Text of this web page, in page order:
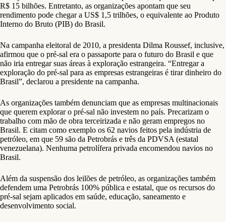
R$ 15 bilhões. Entretanto, as organizações apontam que seu
rendimento pode chegar a US$ 1,5 trilhões, o equivalente ao Produto
Interno do Bruto (PIB) do Brasil.
Na campanha eleitoral de 2010, a presidenta Dilma Roussef, inclusive,
afirmou que o pré-sal era o passaporte para o futuro do Brasil e que
não iria entregar suas áreas à exploração estrangeira. “Entregar a
exploração do pré-sal para as empresas estrangeiras é tirar dinheiro do
Brasil”, declarou a presidente na campanha.
As organizações também denunciam que as empresas multinacionais
que querem explorar o pré-sal não investem no país. Precarizam o
trabalho com mão de obra terceirizada e não geram empregos no
Brasil. E citam como exemplo os 62 navios feitos pela indústria de
petróleo, em que 59 são da Petrobrás e três da PDVSA (estatal
venezuelana). Nenhuma petrolífera privada encomendou navios no
Brasil.
Além da suspensão dos leilões de petróleo, as organizações também
defendem uma Petrobrás 100% pública e estatal, que os recursos do
pré-sal sejam aplicados em saúde, educação, saneamento e
desenvolvimento social.